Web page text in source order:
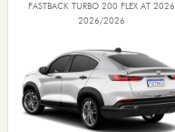
FASTBACK TURBO 200 FLEX AT 2026
2026/2026